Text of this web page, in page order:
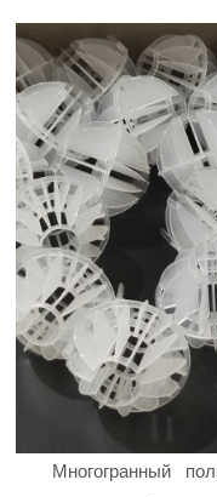
Многогранный